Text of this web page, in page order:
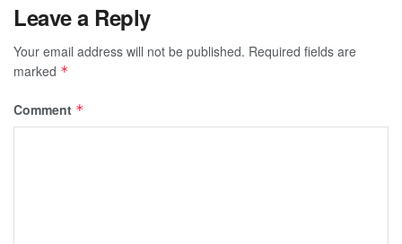
Leave a Reply
Your email address will not be published. Required fields are
marked *
Comment *